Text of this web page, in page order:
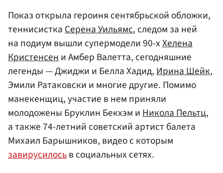
Показ открыла героиня сентябрьской обложки,
теннисисткаСерена Уильямс, следом за ней
на подиум вышли супермодели 90-хХелена
Кристенсени Амбер Валетта, сегодняшние
легенды — Джиджи и Белла Хадид,Ирина Шейк,
Эмили Ратаковски и многие другие. Помимо
манекенщиц, участие в нем приняли
молодожены Бруклин Бекхэм иНикола Пельтц,
а также 74-летний советский артист балета
Михаил Барышников, видео с которым
завирусилосьв социальных сетях.